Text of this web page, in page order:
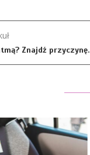
Znajdź przyczynę.